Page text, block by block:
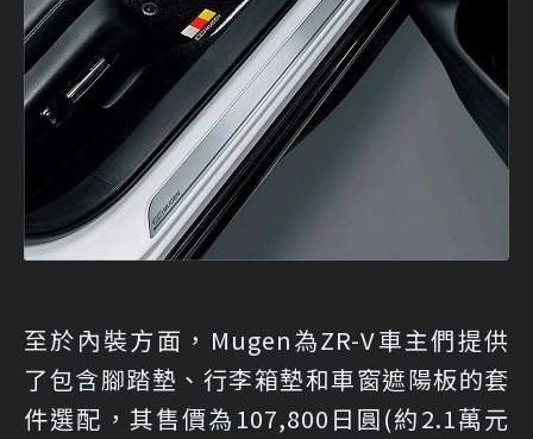
至於內裝方面，Mugen為ZR-V車主們提供
了包含腳踏墊、行李箱墊和車窗遮陽板的套
件選配，其售價為107,800日圓(約2.1萬元